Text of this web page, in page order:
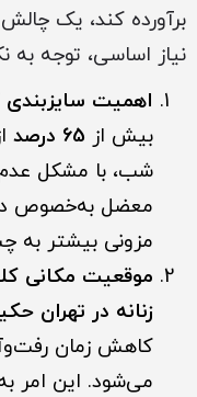
برآورده کند، یک
نیاز اساسی، توجه
اهمیت سایزبندی
بیش از 65 درصد
شب، با مشکل عدم
معضل به‌خصوص
مزونی بیشتر به
موقعیت مکانی
زنانه در تهران
کاهش زمان
می‌شود. این امر